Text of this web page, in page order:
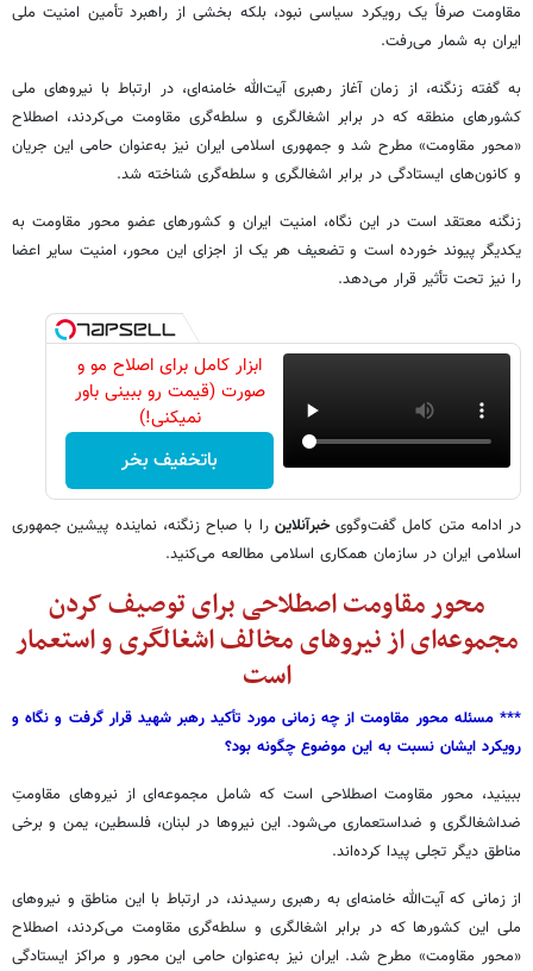
مقاومت صرفاً یک رویکرد سیاسی نبود، بلکه بخشی از راهبرد تأمین امنیت ملی
ایران به شمار می‌رفت.
به گفته زنگنه، از زمان آغاز رهبری آیت‌الله خامنه‌ای، در ارتباط با نیروهای ملی
کشورهای منطقه که در برابر اشغالگری و سلطه‌گری مقاومت می‌کردند، اصطلاح
«محور مقاومت» مطرح شد و جمهوری اسلامی ایران نیز به‌عنوان حامی این جریان
و کانون‌های ایستادگی در برابر اشغالگری و سلطه‌گری شناخته شد.
زنگنه معتقد است در این نگاه، امنیت ایران و کشورهای عضو محور مقاومت به
یکدیگر پیوند خورده است و تضعیف هر یک از اجزای این محور، امنیت سایر اعضا
را نیز تحت تأثیر قرار می‌دهد.
ابزار کامل برای اصلاح مو و
صورت (قیمت رو ببینی باور
نمیکنی!)
باتخفیف بخر
در ادامه متن کامل گفت‌وگویخبرآنلاینرا با صباح زنگنه، نماینده پیشین جمهوری
اسلامی ایران در سازمان همکاری اسلامی مطالعه می‌کنید.
محور مقاومت اصطلاحی برای توصیف کردن
مجموعه‌ای از نیروهای مخالف اشغالگری و استعمار
است
*** مسئله محور مقاومت از چه زمانی مورد تأکید رهبر شهید قرار گرفت و نگاه و
رویکرد ایشان نسبت به این موضوع چگونه بود؟
ببینید، محور مقاومت اصطلاحی است که شامل مجموعه‌ای از نیروهای مقاومتِ
ضداشغالگری و ضداستعماری می‌شود. این نیروها در لبنان، فلسطین، یمن و برخی
مناطق دیگر تجلی پیدا کرده‌اند.
از زمانی که آیت‌الله خامنه‌ای به رهبری رسیدند، در ارتباط با این مناطق و نیروهای
ملی این کشورها که در برابر اشغالگری و سلطه‌گری مقاومت می‌کردند، اصطلاح
«محور مقاومت» مطرح شد. ایران نیز به‌عنوان حامی این محور و مراکز ایستادگی